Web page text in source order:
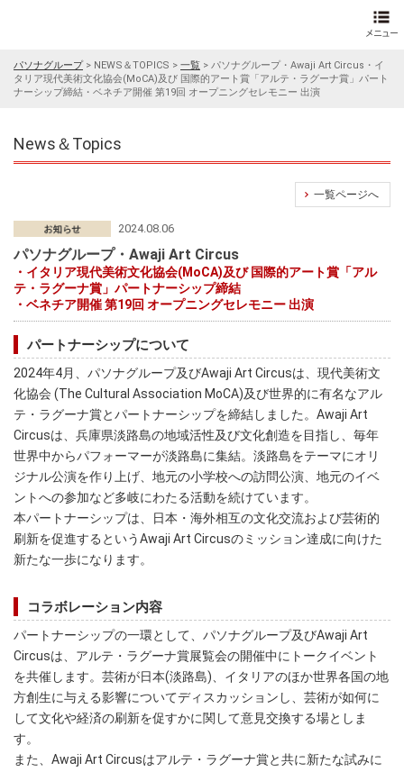
パソナグループ> NEWS＆TOPICS > 一覧 > パソナグループ・Awaji Art Circus・イ
タリア現代美術文化協会(MoCA)及び 国際的アート賞「アルテ・ラグーナ賞」パート
ナーシップ締結・ベネチア開催 第19回 オープニングセレモニー 出演
News＆Topics
一覧ページへ
2024.08.06
パソナグループ・Awaji Art Circus
・イタリア現代美術文化協会(MoCA)及び 国際的アート賞「アル
テ・ラグーナ賞」パートナーシップ締結
・ベネチア開催 第19回 オープニングセレモニー 出演
パートナーシップについて
2024年4月、パソナグループ及びAwaji Art Circusは、現代美術文
化協会 (The Cultural Association MoCA)及び世界的に有名なアル
テ・ラグーナ賞とパートナーシップを締結しました。Awaji Art
Circusは、兵庫県淡路島の地域活性及び文化創造を目指し、毎年
世界中からパフォーマーが淡路島に集結。淡路島をテーマにオリ
ジナル公演を作り上げ、地元の小学校への訪問公演、地元のイベ
ントへの参加など多岐にわたる活動を続けています。
本パートナーシップは、日本・海外相互の文化交流および芸術的
刷新を促進するというAwaji Art Circusのミッション達成に向けた
新たな一歩になります。
コラボレーション内容
パートナーシップの一環として、パソナグループ及びAwaji Art
Circusは、アルテ・ラグーナ賞展覧会の開催中にトークイベント
を共催します。芸術が日本(淡路島)、イタリアのほか世界各国の地
方創生に与える影響についてディスカッションし、芸術が如何に
して文化や経済の刷新を促すかに関して意見交換する場としま
す。
また、Awaji Art Circusはアルテ・ラグーナ賞と共に新たな試みに